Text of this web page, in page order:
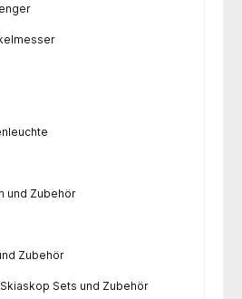
und Zubehör
Zubehör
Sets und Zubehör